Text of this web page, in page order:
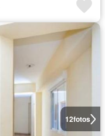
12fotos